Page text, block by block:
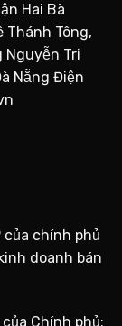
Hai Bà
Thánh Tông,
Nguyễn Tri
Nẵng Điện
chính phủ
doanh bán
Chính phủ: